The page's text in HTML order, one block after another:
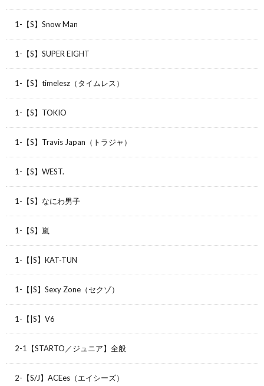
1-【S】Snow Man
1-【S】SUPER EIGHT
1-【S】timelesz（タイムレス）
1-【S】TOKIO
1-【S】Travis Japan（トラジャ）
1-【S】WEST.
1-【S】なにわ男子
1-【S】嵐
1-【|S】KAT-TUN
1-【|S】Sexy Zone（セクゾ）
1-【|S】V6
2-1【STARTO／ジュニア】全般
2-【S/J】ACEes（エイシーズ）